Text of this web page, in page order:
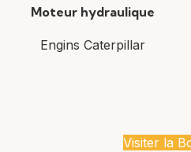
Moteur hydraulique
Engins Caterpillar
Visiter la